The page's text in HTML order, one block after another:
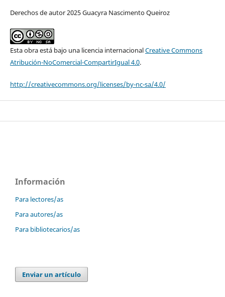
Derechos de autor 2025 Guacyra Nascimento Queiroz
Esta obra está bajo una licencia internacionalCreative Commons
Atribución-NoComercial-CompartirIgual 4.0.
http://creativecommons.org/licenses/by-nc-sa/4.0/
Información
Para lectores/as
Para autores/as
Para bibliotecarios/as
Enviar un artículo